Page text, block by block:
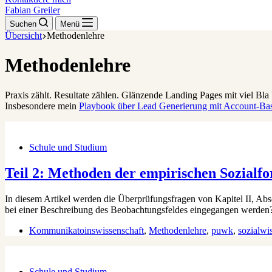
Fabian Greiler
Suchen Menü
Übersicht Methodenlehre
Methodenlehre
Praxis zählt. Resultate zählen. Glänzende Landing Pages mit viel
Insbesondere mein Playbook über Lead Generierung mit Account-
Schule und Studium
Teil 2: Methoden der empirischen
In diesem Artikel werden die Überprüfungsfragen von Kapitel II,
bei einer Beschreibung des Beobachtungsfeldes eingegangen
Kommunikatoinswissenschaft, Methodenlehre, puwk,